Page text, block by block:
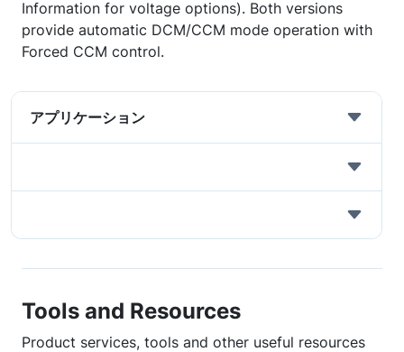
Information for voltage options). Both versions
provide automatic DCM/CCM mode operation with
Forced CCM control.
アプリケーション
Tools and Resources
Product services, tools and other useful resources